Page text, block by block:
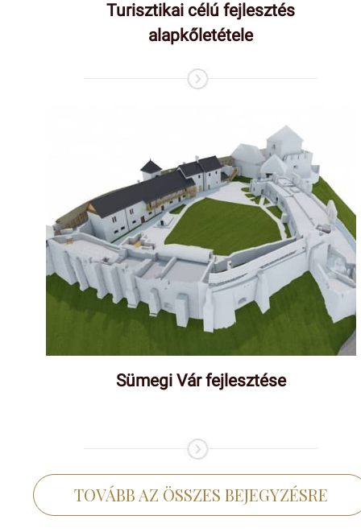
Turisztikai célú fejlesztés
alapkőletétele
Sümegi Vár fejlesztése
TOVÁBB AZ ÖSSZES BEJEGYZÉSRE